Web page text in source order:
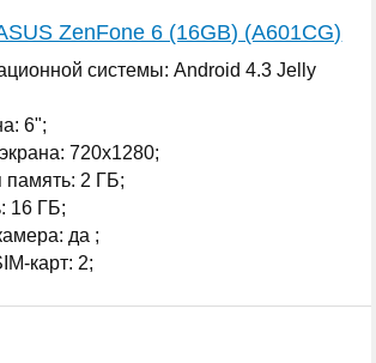
ZenFone 6 (16GB) (A601CG)
системы: Android 4.3 Jelly
6";
720x1280;
память: 2 ГБ;
16 ГБ;
да ;
карт: 2;